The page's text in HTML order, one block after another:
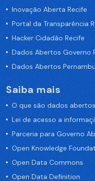
Inovação Aberta Recife
Portal da Transparência
Hacker Cidadão Recife
Dados Abertos Governo
Dados Abertos
Saiba mais
O que são dados
Lei de acesso a
Parceria para Governo
Open Knowledge
Open Data Commons
Open Data Definition